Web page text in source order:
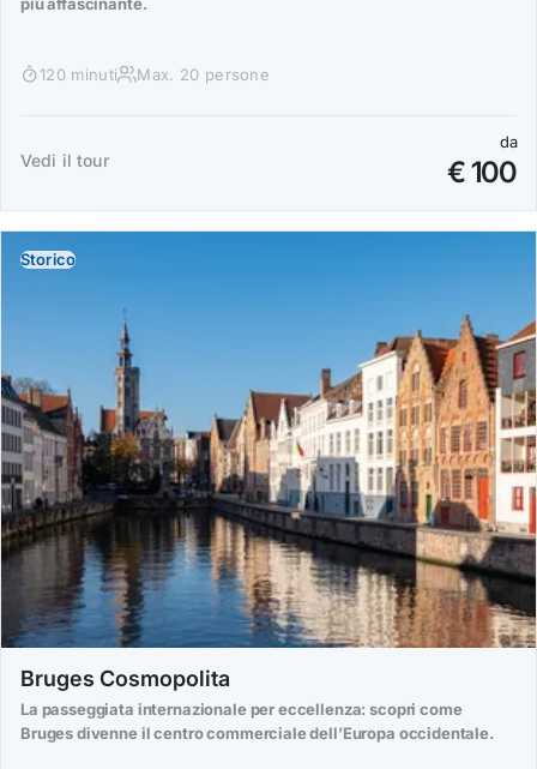
120 minuti Max. 20 persone
Vedi il tour
da
€ 100
Storico
Bruges Cosmopolita
La passeggiata internazionale per eccellenza: scopri come
Bruges divenne il centro commerciale dell’Europa occidentale.